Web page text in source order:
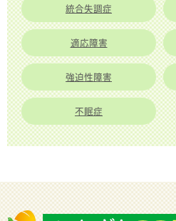
統合失調症
適応障害
強迫性障害
不眠症